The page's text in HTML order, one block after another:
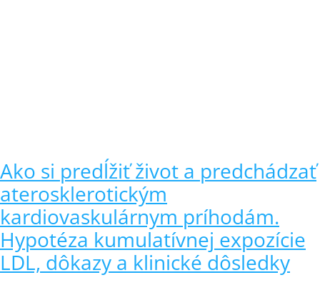
Ako si predĺžiť život a predchádzať
aterosklerotickým
kardiovaskulárnym príhodám.
Hypotéza kumulatívnej expozície
LDL, dôkazy a klinické dôsledky